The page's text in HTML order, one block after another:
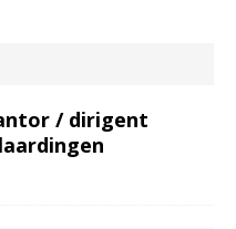
/ dirigent